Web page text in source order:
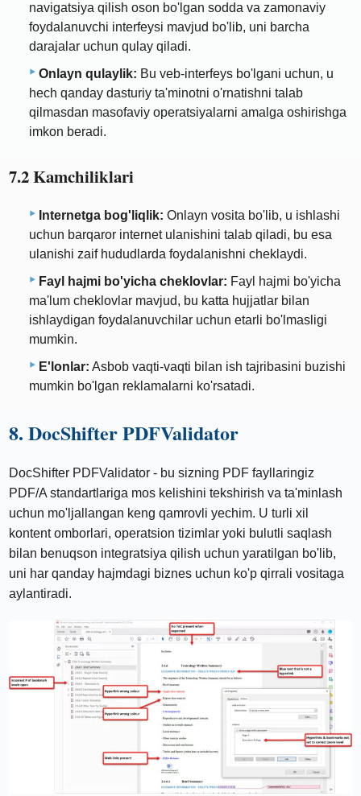
navigatsiya qilish oson bo'lgan sodda va zamonaviy
foydalanuvchi interfeysi mavjud bo'lib, uni barcha
darajalar uchun qulay qiladi.
Onlayn qulaylik: Bu veb-interfeys bo'lgani uchun, u
hech qanday dasturiy ta'minotni o'rnatishni talab
qilmasdan masofaviy operatsiyalarni amalga oshirishga
imkon beradi.
7.2 Kamchiliklari
Internetga bog'liqlik: Onlayn vosita bo'lib, u ishlashi
uchun barqaror internet ulanishini talab qiladi, bu esa
ulanishi zaif hududlarda foydalanishni cheklaydi.
Fayl hajmi bo'yicha cheklovlar: Fayl hajmi bo'yicha
ma'lum cheklovlar mavjud, bu katta hujjatlar bilan
ishlaydigan foydalanuvchilar uchun etarli bo'lmasligi
mumkin.
E'lonlar: Asbob vaqti-vaqti bilan ish tajribasini buzishi
mumkin bo'lgan reklamalarni ko'rsatadi.
8. DocShifter PDFValidator
DocShifter PDFValidator - bu sizning PDF fayllaringiz
PDF/A standartlariga mos kelishini tekshirish va ta'minlash
uchun mo'ljallangan keng qamrovli yechim. U turli xil
kontent omborlari, operatsion tizimlar yoki bulutli saqlash
bilan benuqson integratsiya qilish uchun yaratilgan bo'lib,
uni har qanday hajmdagi biznes uchun ko'p qirrali vositaga
aylantiradi.